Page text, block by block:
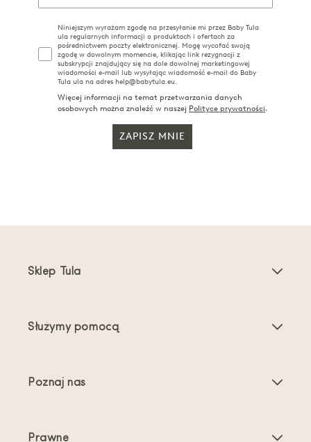
Niniejszym wyrażam zgodę na przesyłanie mi przez Baby Tula
ula regularnych informacji o produktach i ofertach za
pośrednictwem poczty elektronicznej. Mogę wycofać swoją
zgodę w dowolnym momencie, klikając link rezygnacji z
subskrypcji znajdujący się na dole dowolnej marketingowej
wiadomości e-mail lub wysyłając wiadomość e-mail do Baby
Tula ula na adres help@babytula.eu.
Więcej informacji na temat przetwarzania danych
osobowych można znaleźć w naszej Polityce prywatności.
ZAPISZ MNIE
Sklep Tula
Oferty i promocje
Służymy pomocą
Poznaj nas
Prawne